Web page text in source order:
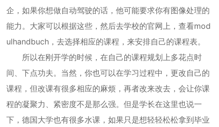
企，如果你想做自动驾驶的话，他可能要求你有图像处理的
能力。大家可以根据这些，然后去学校的官网上，查看mod
ulhandbuch，去选择相应的课程，来安排自己的课程表。
所以在刚开学的时候，在自己的课程规划上多花点时
间、下点功夫。当然，你也可以在学习过程中，更改自己的
课程，但改课有很多相应的麻烦，再者改来改去，会让你课
程的凝聚力、紧密度不是那么强。但是学长在这里也说一
下，德国大学也有很多水课，如果只是想轻轻松松拿到毕业